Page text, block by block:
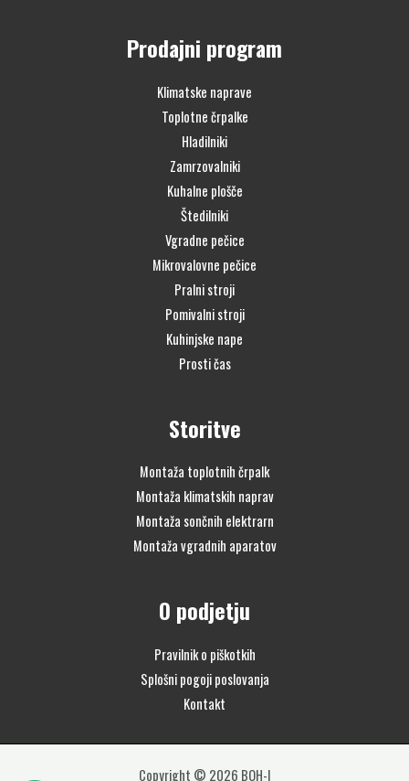
Prodajni program
Klimatske naprave
Toplotne črpalke
Hladilniki
Zamrzovalniki
Kuhalne plošče
Štedilniki
Vgradne pečice
Mikrovalovne pečice
Pralni stroji
Pomivalni stroji
Kuhinjske nape
Prosti čas
Storitve
Montaža toplotnih črpalk
Montaža klimatskih naprav
Montaža sončnih elektrarn
Montaža vgradnih aparatov
O podjetju
Pravilnik o piškotkih
Splošni pogoji poslovanja
Kontakt
Copyright © 2026 BOH-I